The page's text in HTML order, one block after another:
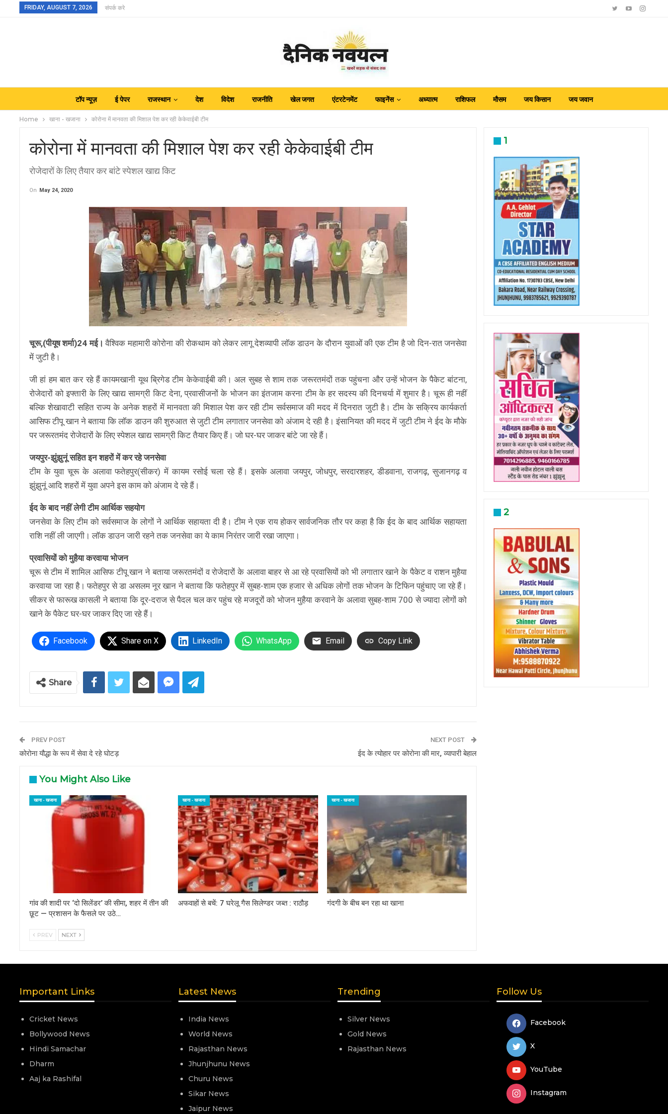
FRIDAY, AUGUST 7, 2026 संपर्क करे
टॉप न्यूज़ ई पेपर राजस्थान देश विदेश राजनीति खेल जगत एंटरटेनमेंट फाइनेंस अध्यात्म राशिफल मौसम जय किसान जय जवान
Home खाना - खजाना कोरोना में मानवता की मिशाल पेश कर रही केकेवाईबी टीम
कोरोना में मानवता की मिशाल पेश कर रही केकेवाईबी टीम
रोजेदारों के लिए तैयार कर बांटे स्पेशल खाद्य किट
On May 24, 2020
चूरू,(पीयूष शर्मा)24 मई। वैश्विक महामारी कोरोना की रोकथाम को लेकर लागू देशव्यापी लॉक डाउन के दौरान युवाओं की एक टीम है जो दिन-रात जनसेवा
में जुटी है।
जी हां हम बात कर रहे हैं कायमखानी यूथ ब्रिगेड टीम केकेवाईबी की। अल सुबह से शाम तक जरूरतमंदों तक पहुंचना और उन्हें भोजन के पैकेट बांटना,
रोजेदारों को इफ्तारी के लिए खाद्य सामग्री किट देना, प्रवासीजनों के भोजन का इंतजाम करना टीम के हर सदस्य की दिनचर्या में शुमार है। चूरू ही नहीं
बल्कि शेखावाटी सहित राज्य के अनेक शहरों में मानवता की मिशाल पेश कर रही टीम सर्वसमाज की मदद में दिनरात जुटी है। टीम के सक्रिय कार्यकर्ता
आसिफ टीपू खान ने बताया कि लॉक डाउन की शुरुआत से जुटी टीम लगातार जनसेवा को अंजाम दे रही है। इंसानियत की मदद में जुटी टीम ने ईद के मौके
पर जरूरतमंद रोजेदारों के लिए स्पेशल खाद्य सामग्री किट तैयार किए हैं। जो घर-घर जाकर बांटे जा रहे हैं।
जयपुर-झुंझुनूं सहित इन शहरों में कर रहे जनसेवा
टीम के युवा चूरू के अलावा फतेहपुर(सीकर) में कायम रसोई चला रहे हैं। इसके अलावा जयपुर, जोधपुर, सरदारशहर, डीडवाना, राजगढ़, सुजानगढ़ व
झुंझुनूं आदि शहरों में युवा अपने इस काम को अंजाम दे रहे हैं।
ईद के बाद नहीं लेगी टीम आर्थिक सहयोग
जनसेवा के लिए टीम को सर्वसमाज के लोगों ने आर्थिक सहायता दी है। टीम ने एक राय होकर सार्वजनिक तौर पर कहा है कि ईद के बाद आर्थिक सहायता
राशि नहीं ली जाएगी। लॉक डाउन जारी रहने तक जनसेवा का ये काम निरंतर जारी रखा जाएगा।
प्रवासियों को मुहैया करवाया भोजन
चूरू से टीम में शामिल आसिफ टीपू खान ने बताया जरूरतमंदों व रोजेदारों के अलावा बाहर से आ रहे प्रवासियों को भी लगातार खाने के पैकेट व राशन मुहैया
करवाया जा रहा है। फतेहपुर से डा असलम नूर खान ने बताया कि फतेहपुर में सुबह-शाम एक हजार से अधिक लोगों तक भोजन के टिफिन पहुंचाए जा रहे हैं।
सीकर से फारूख कासली ने बताया कि दूर-दराज से पैदल चल कर पहुंच रहे मजदूरों को भोजन मुहैया करवाने के अलावा सुबह-शाम 700 से ज्यादा लोगों को
खाने के पैकेट घर-घर जाकर दिए जा रहे हैं।
Facebook Share on X LinkedIn WhatsApp Email Copy Link
Share
PREV POST
कोरोना यौद्धा के रूप में सेवा दे रहे घोटड़
NEXT POST
ईद के त्योहार पर कोरोना की मार, व्यापारी बेहाल
You Might Also Like
खाना - खजाना
गांव की शादी पर ‘दो सिलेंडर’ की सीमा, शहर में तीन की
छूट — प्रशासन के फैसले पर उठे…
खाना - खजाना
अफवाहों से बचें: 7 घरेलू गैस सिलेण्डर जब्त : राठौड़
खाना - खजाना
गंदगी के बीच बन रहा था खाना
PREV NEXT
1
2
Important Links
Cricket News
Bollywood News
Hindi Samachar
Dharm
Aaj ka Rashifal
Latest News
India News
World News
Rajasthan News
Jhunjhunu News
Churu News
Sikar News
Jaipur News
Trending
Silver News
Gold News
Rajasthan News
Follow Us
Facebook
X
YouTube
Instagram